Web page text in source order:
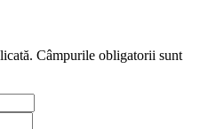
Câmpurile obligatorii sunt